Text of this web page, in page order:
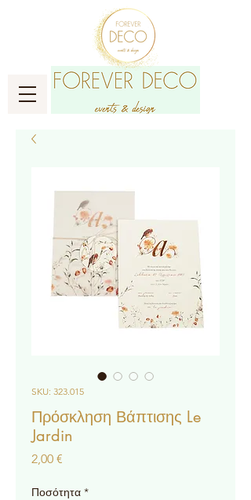
SKU: 323.015
Πρόσκληση Βάπτισης Le
Jardin
2,00 €
Ποσότητα *